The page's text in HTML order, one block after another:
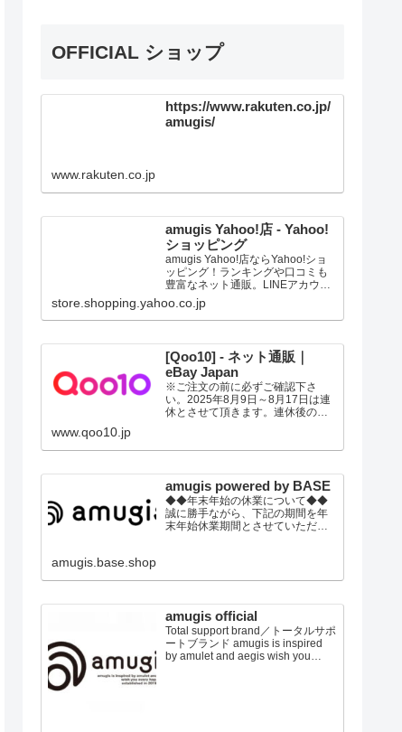
OFFICIAL ショップ
https://www.rakuten.co.jp/
amugis/
www.rakuten.co.jp
amugis Yahoo!店 - Yahoo!
ショッピング
amugis Yahoo!店ならYahoo!ショ
ッピング！ランキングや口コミも
豊富なネット通販。LINEアカウン
ト連携でPayPayポイント毎日5%
（上限あり）Yahoo!ショッピング
スマホアプリも充実で毎日どこか
求めいただけます。
store.shopping.yahoo.co.jp
[Qoo10] - ネット通販｜
eBay Japan
※ご注文の前に必ずご確認下さ
い。2025年8月9日～8月17日は連
休とさせて頂きます。連休後の発
の上、ご注文頂きます事をお願い
www.qoo10.jp
amugis powered by BASE
◆◆年末年始の休業について◆◆
誠に勝手ながら、下記の期間を年
末年始休業期間とさせていただき
ます。トレンドウエアから健康グ
ッズまで！ トータルビュ...
amugis.base.shop
amugis official
Total support brand／トータルサポ
ートブランド amugis is inspired
by amulet and aegis wish you